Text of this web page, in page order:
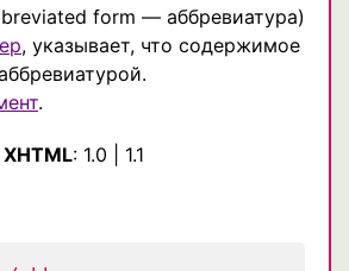
form — аббревиатура)
, указывает, что содержимое
.
XHTML: 1.0 1.1